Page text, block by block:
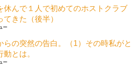
休んで１人で初めてのホストクラブ
てきた（後半）
ー
らの突然の告白。（1）その時私がと
動とは。
ー